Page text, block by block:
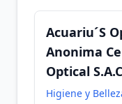
Acuariu´S
Anonima
Optical
Higiene y